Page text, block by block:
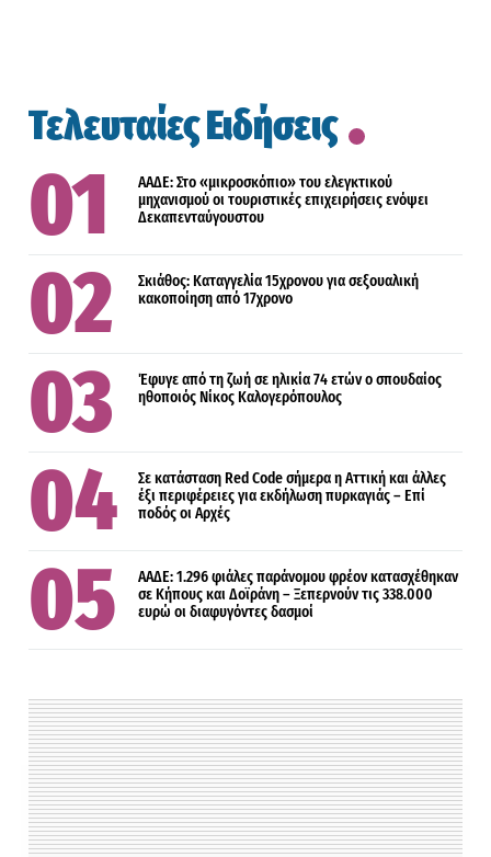
Τελευταίες Ειδήσεις
ΑΑΔΕ: Στο «μικροσκόπιο» του ελεγκτικού
μηχανισμού οι τουριστικές επιχειρήσεις ενόψει
Δεκαπενταύγουστου
Σκιάθος: Καταγγελία 15χρονου για σεξουαλική
κακοποίηση από 17χρονο
Έφυγε από τη ζωή σε ηλικία 74 ετών ο σπουδαίος
ηθοποιός Νίκος Καλογερόπουλος
Σε κατάσταση Red Code σήμερα η Αττική και άλλες
έξι περιφέρειες για εκδήλωση πυρκαγιάς – Επί
ποδός οι Αρχές
ΑΑΔΕ: 1.296 φιάλες παράνομου φρέον κατασχέθηκαν
σε Κήπους και Δοϊράνη – Ξεπερνούν τις 338.000
ευρώ οι διαφυγόντες δασμοί